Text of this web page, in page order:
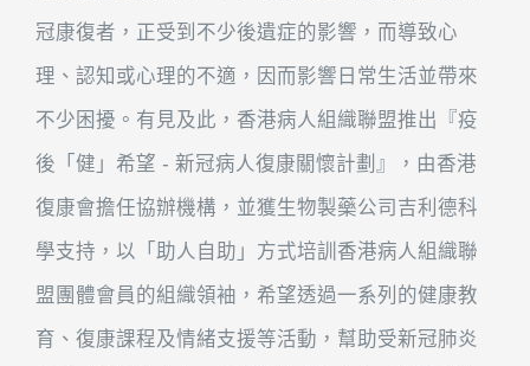
冠康復者，正受到不少後遺症的影響，而導致心
理、認知或心理的不適，因而影響日常生活並帶來
不少困擾。有見及此，香港病人組織聯盟推出『疫
後「健」希望 - 新冠病人復康關懷計劃』，由香港
復康會擔任協辦機構，並獲生物製藥公司吉利德科
學支持，以「助人自助」方式培訓香港病人組織聯
盟團體會員的組織領袖，希望透過一系列的健康教
育、復康課程及情緒支援等活動，幫助受新冠肺炎